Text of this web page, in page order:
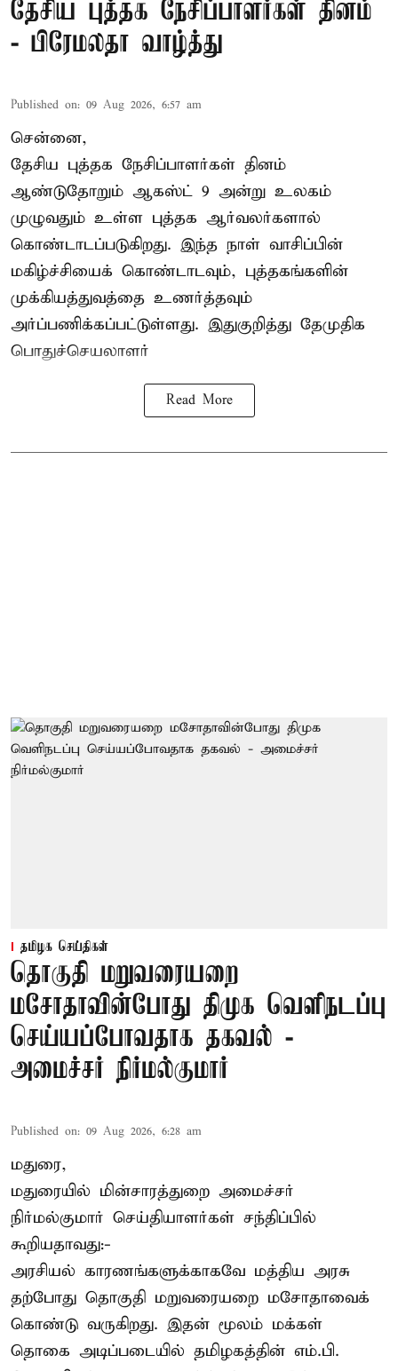
தேசிய புத்தக நேசிப்பாளர்கள் தினம்
- பிரேமலதா வாழ்த்து
Published on: 09 Aug 2026, 6:57 am
சென்னை,
தேசிய புத்தக நேசிப்பாளர்கள் தினம்
ஆண்டுதோறும் ஆகஸ்ட் 9 அன்று உலகம்
முழுவதும் உள்ள புத்தக ஆர்வலர்களால்
கொண்டாடப்படுகிறது. இந்த நாள் வாசிப்பின்
மகிழ்ச்சியைக் கொண்டாடவும், புத்தகங்களின்
முக்கியத்துவத்தை உணர்த்தவும்
அர்ப்பணிக்கப்பட்டுள்ளது. இதுகுறித்து தேமுதிக
பொதுச்செயலாளர்
Read More
தமிழக செய்திகள்
தொகுதி மறுவரையறை
மசோதாவின்போது திமுக வெளிநடப்பு
செய்யப்போவதாக தகவல் -
அமைச்சர் நிர்மல்குமார்
Published on: 09 Aug 2026, 6:28 am
மதுரை,
மதுரையில் மின்சாரத்துறை அமைச்சர்
நிர்மல்குமார் செய்தியாளர்கள் சந்திப்பில்
கூறியதாவது:-
அரசியல் காரணங்களுக்காகவே மத்திய அரசு
தற்போது தொகுதி மறுவரையறை மசோதாவைக்
கொண்டு வருகிறது. இதன் மூலம் மக்கள்
தொகை அடிப்படையில் தமிழகத்தின் எம்.பி.